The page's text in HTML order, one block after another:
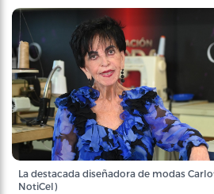
La destacada diseñadora de modas
NotiCel)